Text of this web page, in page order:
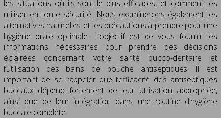
les situations où ils sont le plus efficaces, et comment les
utiliser en toute sécurité. Nous examinerons également les
alternatives naturelles et les précautions à prendre pour une
hygiène orale optimale. L’objectif est de vous fournir les
informations nécessaires pour prendre des décisions
éclairées concernant votre santé bucco-dentaire et
l’utilisation des bains de bouche antiseptiques. Il est
important de se rappeler que l’efficacité des antiseptiques
buccaux dépend fortement de leur utilisation appropriée,
ainsi que de leur intégration dans une routine d’hygiène
buccale complète.